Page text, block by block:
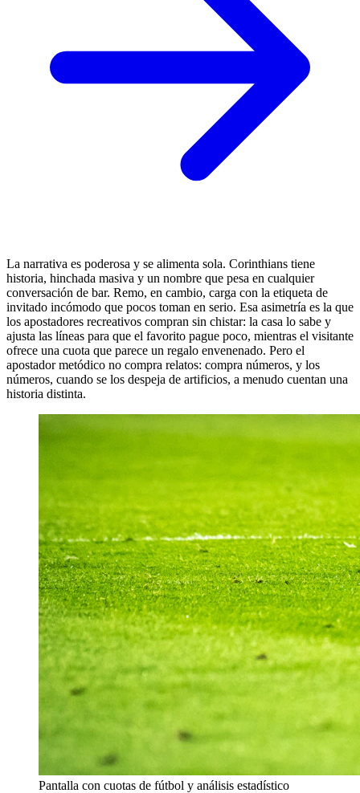
La narrativa es poderosa y se alimenta sola. Corinthians tiene
historia, hinchada masiva y un nombre que pesa en cualquier
conversación de bar. Remo, en cambio, carga con la etiqueta de
invitado incómodo que pocos toman en serio. Esa asimetría es la que
los apostadores recreativos compran sin chistar: la casa lo sabe y
ajusta las líneas para que el favorito pague poco, mientras el visitante
ofrece una cuota que parece un regalo envenenado. Pero el
apostador metódico no compra relatos: compra números, y los
números, cuando se los despeja de artificios, a menudo cuentan una
historia distinta.
Pantalla con cuotas de fútbol y análisis estadístico